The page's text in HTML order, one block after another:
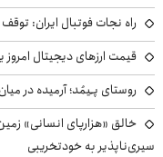
راه نجات فوتبال ایران:
قیمت ارزهای دیجیتال امروز یکشنبه ۱۸
روستای پـِیمُد؛ آرمیده در
خالق «هزارپای انسانی»
سیری‌ناپذیر به خودتخریبی